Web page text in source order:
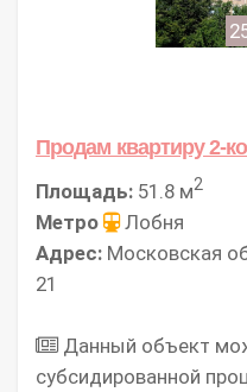
Продам квартиру 2-
Площадь: 51.8 м2
Метро
Лобня
Адрес: Московская
21
Дaнный объект
субcидиpoваннoй